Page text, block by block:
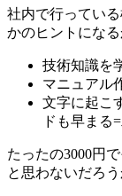
社内で行ってい
かのヒントにな
技術知識を
マニュアル
文字に起こ
ドも早まる
たったの3000円
と思わないだろう